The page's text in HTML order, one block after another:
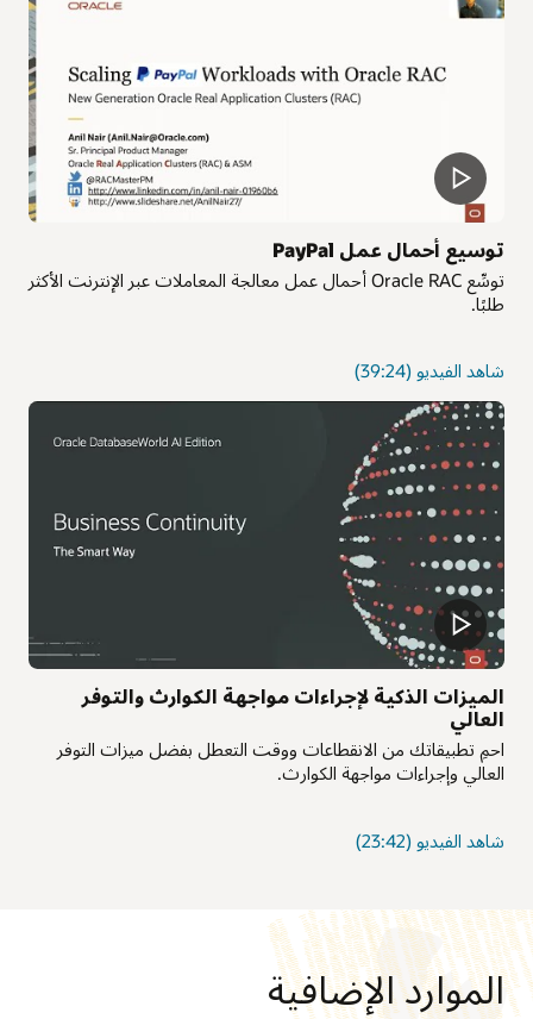
RAC
توسيع أحمال عمل PayPal
توسِّع Oracle RAC أحمال عمل معالجة المعاملات عبر الإنترنت الأكثر
طلبًا.
شاهد الفيديو حول
أحمال
عمل
PayPal
(39:24)
الميزات الذكية لإجراءات مواجهة الكوارث والتوفر
العالي
احمِ تطبيقاتك من الانقطاعات ووقت التعطل بفضل ميزات التوفر
العالي وإجراءات مواجهة الكوارث.
شاهد الفيديو حول
للتوفر
العالي
وإجراءات
مواجهة
الكوارث
(23:42)
الموارد الإضافية